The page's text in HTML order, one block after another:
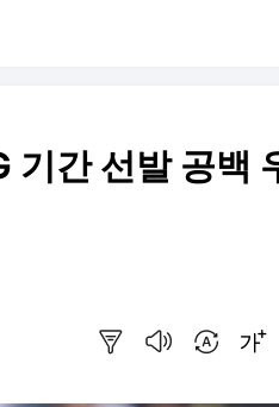
기간 선발 공백